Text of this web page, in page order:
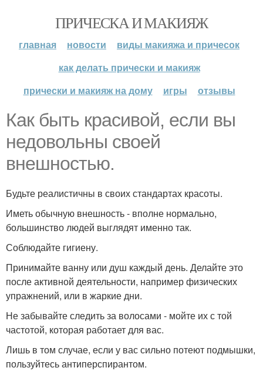
ПРИЧЕСКА И МАКИЯЖ
главная новости
виды макияжа и причесок
как делать прически и макияж
прически и макияж на дому
игры отзывы
Как быть красивой, если вы
недовольны своей
внешностью.
Будьте реалистичны в своих стандартах красоты.
Иметь обычную внешность - вполне нормально,
большинство людей выглядят именно так.
Соблюдайте гигиену.
Принимайте ванну или душ каждый день. Делайте это
после активной деятельности, например физических
упражнений, или в жаркие дни.
Не забывайте следить за волосами - мойте их с той
частотой, которая работает для вас.
Лишь в том случае, если у вас сильно потеют подмышки,
пользуйтесь антиперспирантом.